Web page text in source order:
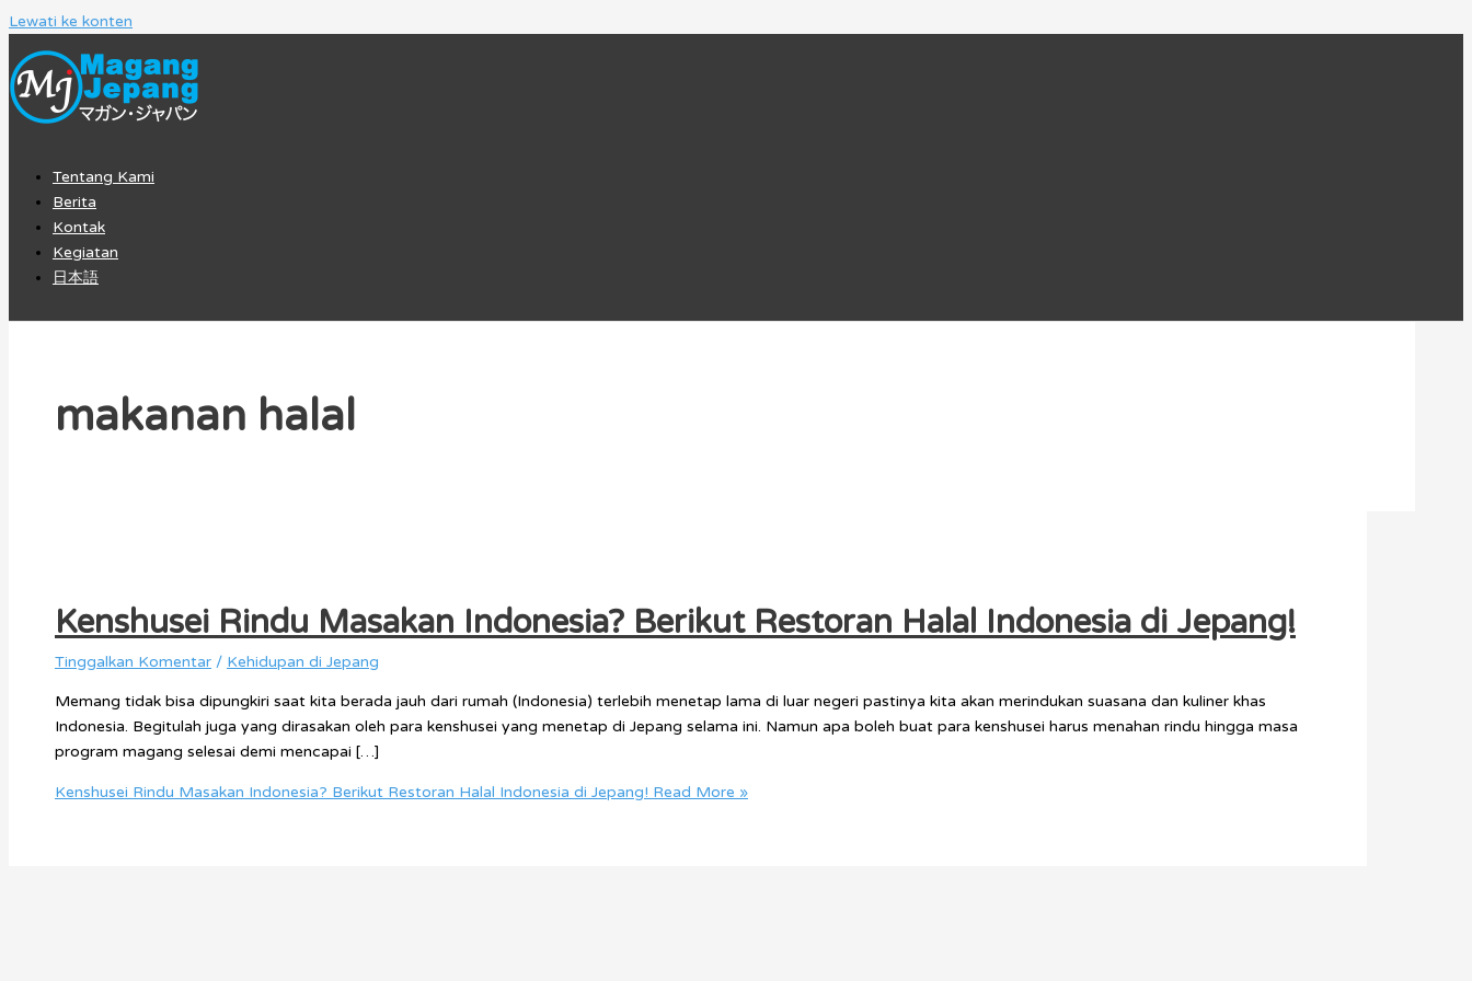
Lewati ke konten
Tentang Kami
Berita
Kontak
Kegiatan
日本語
makanan halal
Kenshusei Rindu Masakan Indonesia? Berikut Restoran Halal Indonesia di Jepang!
Tinggalkan Komentar / Kehidupan di Jepang
Memang tidak bisa dipungkiri saat kita berada jauh dari rumah (Indonesia) terlebih menetap lama di luar negeri pastinya kita akan merindukan suasana dan kuliner khas
Indonesia. Begitulah juga yang dirasakan oleh para kenshusei yang menetap di Jepang selama ini. Namun apa boleh buat para kenshusei harus menahan rindu hingga masa
program magang selesai demi mencapai […]
Kenshusei Rindu Masakan Indonesia? Berikut Restoran Halal Indonesia di Jepang! Read More »